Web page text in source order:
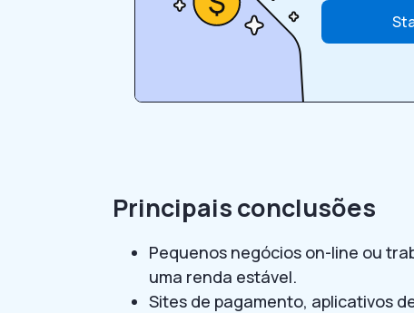
Principais conclusões
Pequenos negócios on-line ou
uma renda estável.
Sites de pagamento, aplicativos